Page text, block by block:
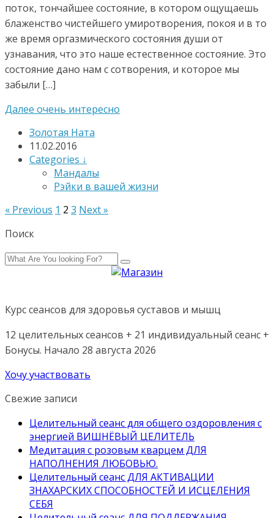
поток, тончайшее состояние, в котором ощущаешь
блаженство чистейшего умиротворения, покоя и в то
же время оргазмического состояния души от
узнавания, что это наше естественное состояние. Это
состояние дано нам с сотворения, и которое мы
забыли […]
Далее очень интересно
Золотая Ната
11.02.2016
Categories ↓
Мандалы
Рэйки в вашей жизни
« Previous 1 2 3 Next »
Поиск
Курс сеансов для здоровья суставов и мышц
12 целительных сеансов + 21 индивидуальный сеанс +
Бонусы. Начало 28 августа 2026
Хочу участвовать
Свежие записи
Целительный сеанс для общего оздоровления с
энергией ВИШНЁВЫЙ ЦЕЛИТЕЛЬ
Медитация с розовым кварцем ДЛЯ
НАПОЛНЕНИЯ ЛЮБОВЬЮ.
Целительный сеанс ДЛЯ АКТИВАЦИИ
ЗНАХАРСКИХ СПОСОБНОСТЕЙ И ИСЦЕЛЕНИЯ
СЕБЯ